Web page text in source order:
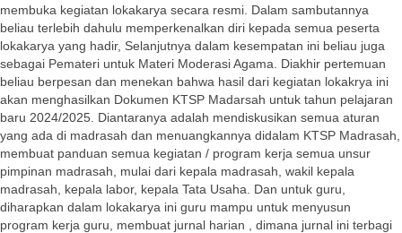
membuka kegiatan lokakarya secara resmi. Dalam sambutannya
beliau terlebih dahulu memperkenalkan diri kepada semua peserta
lokakarya yang hadir, Selanjutnya dalam kesempatan ini beliau juga
sebagai Pemateri untuk Materi Moderasi Agama. Diakhir pertemuan
beliau berpesan dan menekan bahwa hasil dari kegiatan lokakrya ini
akan menghasilkan Dokumen KTSP Madarsah untuk tahun pelajaran
baru 2024/2025. Diantaranya adalah mendiskusikan semua aturan
yang ada di madrasah dan menuangkannya didalam KTSP Madrasah,
membuat panduan semua kegiatan / program kerja semua unsur
pimpinan madrasah, mulai dari kepala madrasah, wakil kepala
madrasah, kepala labor, kepala Tata Usaha. Dan untuk guru,
diharapkan dalam lokakarya ini guru mampu untuk menyusun
program kerja guru, membuat jurnal harian , dimana jurnal ini terbagi